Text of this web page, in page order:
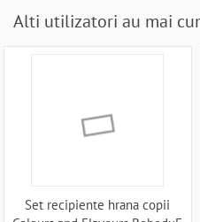
Alti utilizatori au mai
Set recipiente hrana copii